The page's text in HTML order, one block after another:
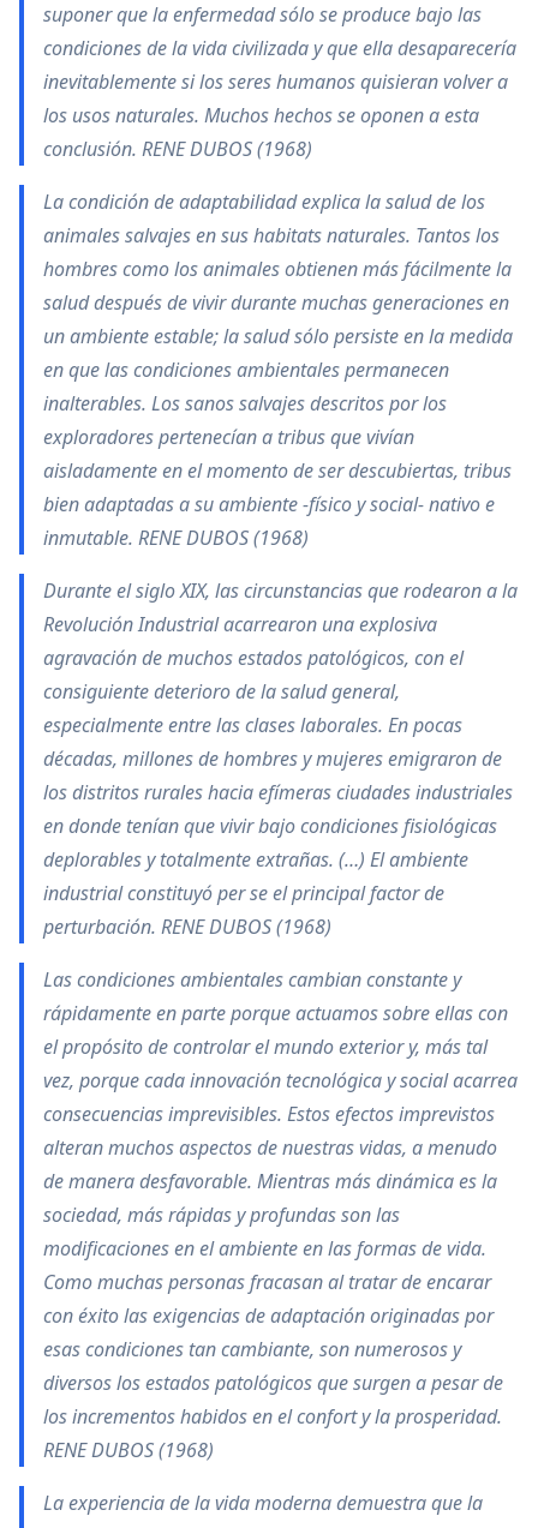
suponer que la enfermedad sólo se produce bajo las
condiciones de la vida civilizada y que ella desaparecería
inevitablemente si los seres humanos quisieran volver a
los usos naturales. Muchos hechos se oponen a esta
conclusión. RENE DUBOS (1968)
La condición de adaptabilidad explica la salud de los
animales salvajes en sus habitats naturales. Tantos los
hombres como los animales obtienen más fácilmente la
salud después de vivir durante muchas generaciones en
un ambiente estable; la salud sólo persiste en la medida
en que las condiciones ambientales permanecen
inalterables. Los sanos salvajes descritos por los
exploradores pertenecían a tribus que vivían
aisladamente en el momento de ser descubiertas, tribus
bien adaptadas a su ambiente -físico y social- nativo e
inmutable. RENE DUBOS (1968)
Durante el siglo XIX, las circunstancias que rodearon a la
Revolución Industrial acarrearon una explosiva
agravación de muchos estados patológicos, con el
consiguiente deterioro de la salud general,
especialmente entre las clases laborales. En pocas
décadas, millones de hombres y mujeres emigraron de
los distritos rurales hacia efímeras ciudades industriales
en donde tenían que vivir bajo condiciones fisiológicas
deplorables y totalmente extrañas. (…) El ambiente
industrial constituyó per se el principal factor de
perturbación. RENE DUBOS (1968)
Las condiciones ambientales cambian constante y
rápidamente en parte porque actuamos sobre ellas con
el propósito de controlar el mundo exterior y, más tal
vez, porque cada innovación tecnológica y social acarrea
consecuencias imprevisibles. Estos efectos imprevistos
alteran muchos aspectos de nuestras vidas, a menudo
de manera desfavorable. Mientras más dinámica es la
sociedad, más rápidas y profundas son las
modificaciones en el ambiente en las formas de vida.
Como muchas personas fracasan al tratar de encarar
con éxito las exigencias de adaptación originadas por
esas condiciones tan cambiante, son numerosos y
diversos los estados patológicos que surgen a pesar de
los incrementos habidos en el confort y la prosperidad.
RENE DUBOS (1968)
La experiencia de la vida moderna demuestra que la